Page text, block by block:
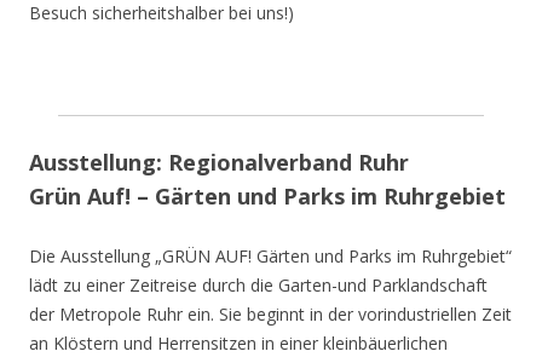
Besuch sicherheitshalber bei uns!)
Ausstellung: Regionalverband Ruhr
Grün Auf! – Gärten und Parks im Ruhrgebiet
Die Ausstellung „GRÜN AUF! Gärten und Parks im Ruhrgebiet“
lädt zu einer Zeitreise durch die Garten-und Parklandschaft
der Metropole Ruhr ein. Sie beginnt in der vorindustriellen Zeit
an Klöstern und Herrensitzen in einer kleinbäuerlichen